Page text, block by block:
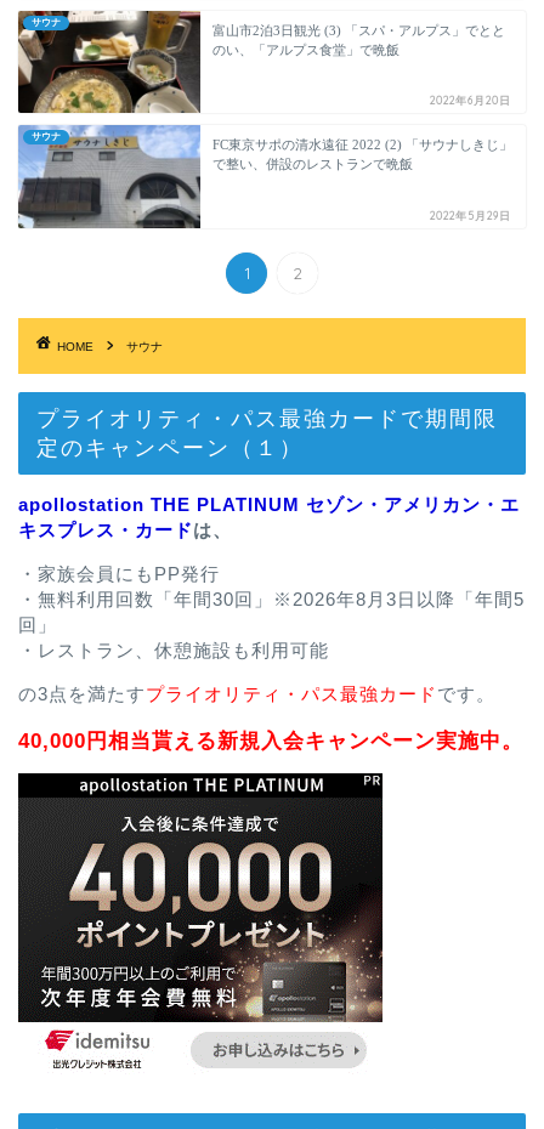
サウナ
富山市2泊3日観光 (3) 「スパ・アルプス」でとと
のい、「アルプス食堂」で晩飯
2022年6月20日
サウナ
FC東京サポの清水遠征 2022 (2) 「サウナしきじ」
で整い、併設のレストランで晩飯
2022年5月29日
1 2
HOME サウナ
プライオリティ・パス最強カードで期間限
定のキャンペーン（１）
apollostation THE PLATINUM セゾン・アメリカン・エ
キスプレス・カードは、
・家族会員にもPP発行
・無料利用回数「年間30回」※2026年8月3日以降「年間5
回」
・レストラン、休憩施設も利用可能
の3点を満たすプライオリティ・パス最強カード です。
40,000円相当貰える新規入会キャンペーン実施中。